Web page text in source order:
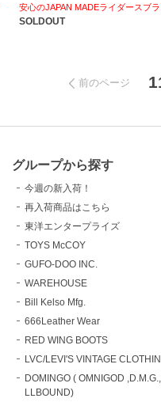
安心のJAPAN MADEライダースブ
SOLDOUT
前のページ
グループから探す
今週の新入荷！
再入荷商品はこちら
東洋エンタープライズ
TOYS McCOY
GUFO-DOO INC.
WAREHOUSE
Bill Kelso Mfg.
666Leather Wear
RED WING BOOTS
LVC/LEVI'S VINTAGE
DOMINGO ( OMNIGOD
LLBOUND)